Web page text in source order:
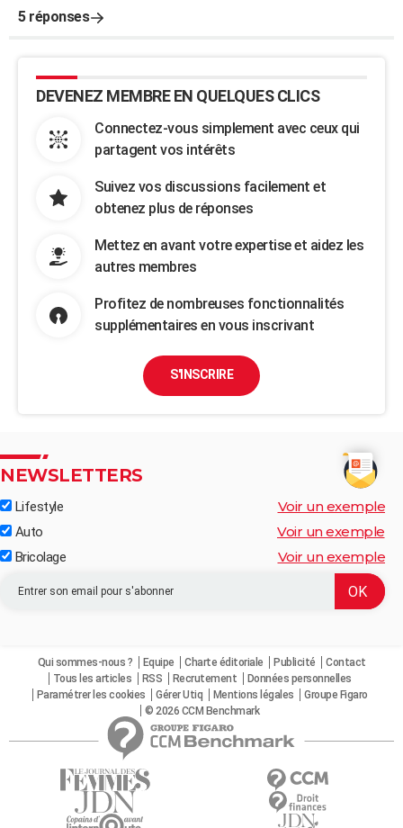
5 réponses
DEVENEZ MEMBRE EN QUELQUES CLICS
Connectez-vous simplement avec ceux qui
partagent vos intérêts
Suivez vos discussions facilement et
obtenez plus de réponses
Mettez en avant votre expertise et aidez les
autres membres
Profitez de nombreuses fonctionnalités
supplémentaires en vous inscrivant
S'INSCRIRE
NEWSLETTERS
Lifestyle Voir un exemple
Auto Voir un exemple
Bricolage Voir un exemple
Qui sommes-nous ? Equipe Charte éditoriale Publicité
Contact
Tous les articles
RSS Recrutement
Données personnelles
Paramétrer les cookies
Gérer Utiq Mentions légales
Groupe Figaro
© 2026 CCM Benchmark